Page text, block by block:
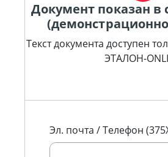
Документ показан
Текст документа доступен
ЭТАЛОН-
Эл. почта / Телефон